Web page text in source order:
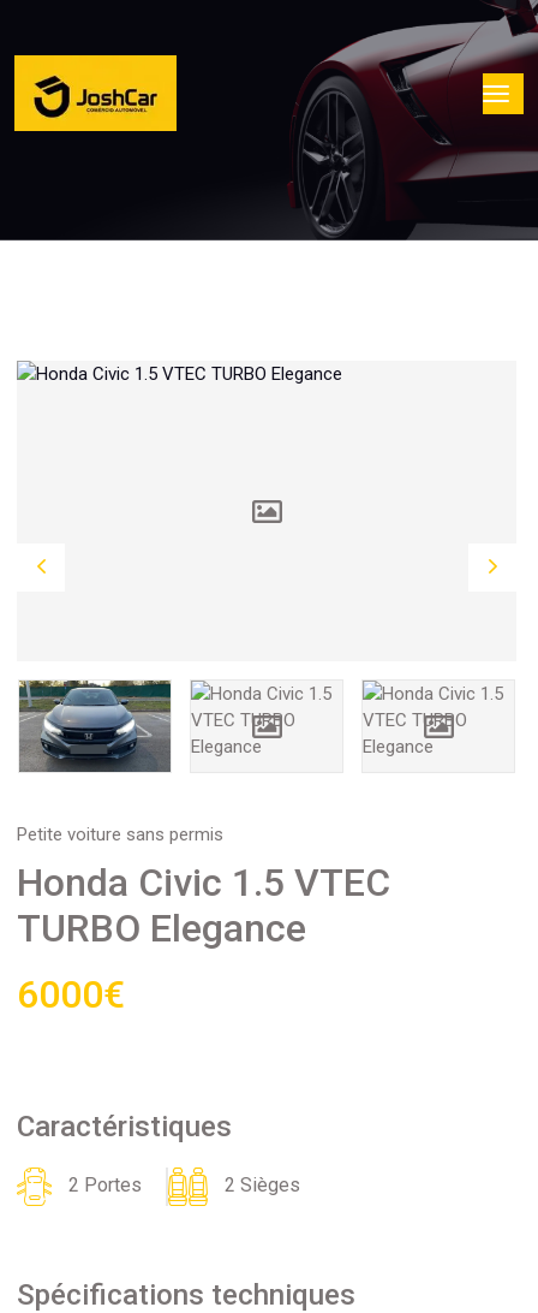
Petite voiture sans permis
Honda Civic 1.5 VTEC
TURBO Elegance
6000€
Caractéristiques
2 Portes 2 Sièges
Spécifications techniques